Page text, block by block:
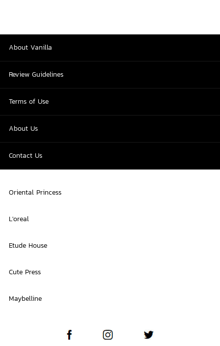
About Vanilla
Review Guidelines
Terms of Use
About Us
Contact Us
Oriental Princess
L'oreal
Etude House
Cute Press
Maybelline